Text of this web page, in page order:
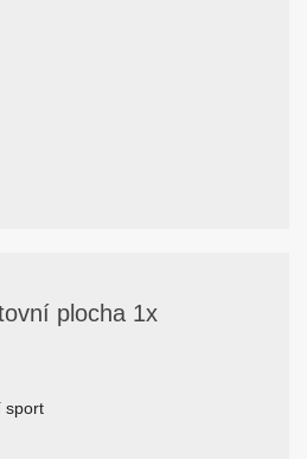
plocha 1x
sport